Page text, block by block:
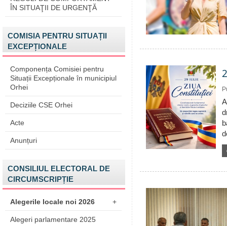
ÎN SITUAŢII DE URGENŢĂ
COMISIA PENTRU SITUAȚII
EXCEPȚIONALE
Componența Comisiei pentru
Situații Excepționale în municipiul
Orhei
Deciziile CSE Orhei
Acte
Anunțuri
CONSILIUL ELECTORAL DE
CIRCUMSCRIPȚIE
Alegerile locale noi 2026 +
Alegeri parlamentare 2025